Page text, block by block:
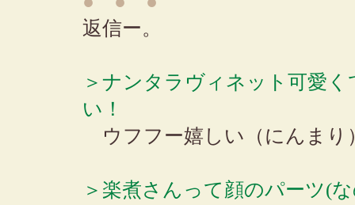
返信ー。
＞ナンタラヴィネット可愛
い！
ウフフー嬉しい（にんまり
＞楽煮さんって顔のパーツ(